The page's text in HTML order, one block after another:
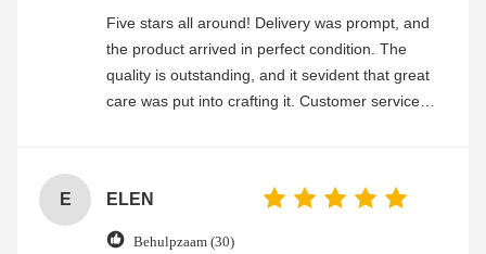
Five stars all around! Delivery was prompt, and
the product arrived in perfect condition. The
quality is outstanding, and it sevident that great
care was put into crafting it. Customer service
E ELEN
Behulpzaam (30)